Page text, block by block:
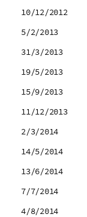
10/12/2012
5/2/2013
31/3/2013
19/5/2013
15/9/2013
11/12/2013
2/3/2014
14/5/2014
13/6/2014
7/7/2014
4/8/2014